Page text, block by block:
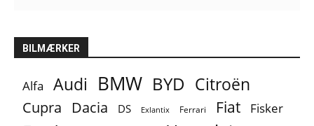
BILMÆRKER
Alfa Audi BMW BYD Citroën
Cupra Dacia DS Exlantix Ferrari Fiat Fisker